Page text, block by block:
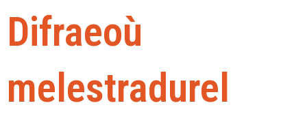
Difraeoù
melestradurel